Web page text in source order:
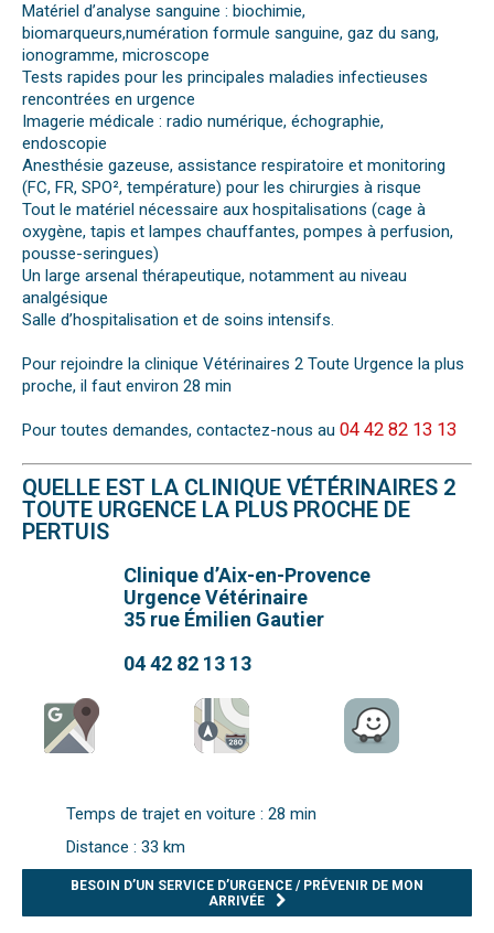
Matériel d’analyse sanguine : biochimie,
biomarqueurs,numération formule sanguine, gaz du sang,
ionogramme, microscope
Tests rapides pour les principales maladies infectieuses
rencontrées en urgence
Imagerie médicale : radio numérique, échographie,
endoscopie
Anesthésie gazeuse, assistance respiratoire et monitoring
(FC, FR, SPO², température) pour les chirurgies à risque
Tout le matériel nécessaire aux hospitalisations (cage à
oxygène, tapis et lampes chauffantes, pompes à perfusion,
pousse-seringues)
Un large arsenal thérapeutique, notamment au niveau
analgésique
Salle d’hospitalisation et de soins intensifs.
Pour rejoindre la clinique Vétérinaires 2 Toute Urgence la plus
proche, il faut environ 28 min
Pour toutes demandes, contactez-nous au 04 42 82 13 13
QUELLE EST LA CLINIQUE VÉTÉRINAIRES 2
TOUTE URGENCE LA PLUS PROCHE DE
PERTUIS
Clinique d’Aix-en-Provence
Urgence Vétérinaire
35 rue Émilien Gautier
04 42 82 13 13
Temps de trajet en voiture : 28 min
Distance : 33 km
BESOIN D’UN SERVICE D’URGENCE / PRÉVENIR DE MON
ARRIVÉE